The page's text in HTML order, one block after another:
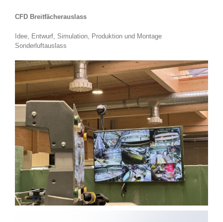
CFD Breitfächerauslass
Idee, Entwurf, Simulation, Produktion und Montage
Sonderluftauslass